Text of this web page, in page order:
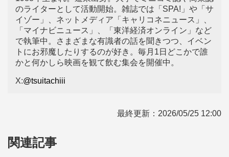
のライターとして活動開始。雑誌では「SPA!」や「サ
イゾー」、ネットメディア「キャリコネニュース」、
「マイナビニュース」、「東洋経済オンライン」など
で執筆中。さまざまな有識者の話を聞きつつ、イベン
トにお邪魔したりするのが好き。毎月1日どこかで誰
かと何かしら映画を観て飲む集会を開催中。
X:@tsuitachiii
最終更新： 2026/05/25 12:00
関連記事